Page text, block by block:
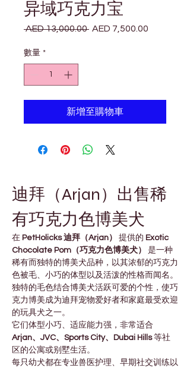
异域巧克力宝
AED 13,000.00 一AED 7,500.00
數量 *
新增至購物車
迪拜（Arjan）出售稀
有巧克力色博美犬
在 PetHolicks 迪拜（Arjan） 提供的 Exotic
Chocolate Pom（巧克力色博美犬）
是一种
稀有而独特的博美犬品种，以其浓郁的巧克力
色被毛、小巧的体型以及活泼的性格而闻名。
独特的毛色结合博美犬活跃可爱的个性，使巧
克力博美成为迪拜宠物爱好者和家庭最受欢迎
的玩具犬之一。
它们体型小巧、适应能力强，非常适合
Arjan、JVC、Sports City、Dubai Hills 等社
区的公寓或别墅生活。
每只幼犬都在专业兽医护理、早期社交训练以